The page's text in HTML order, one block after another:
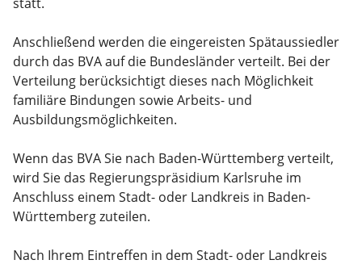
Anschließend werden die eingereisten Spätaussiedler
durch das BVA auf die Bundesländer verteilt. Bei der
Verteilung berücksichtigt dieses nach Möglichkeit
familiäre Bindungen sowie Arbeits- und
Ausbildungsmöglichkeiten.
Wenn das BVA Sie nach Baden-Württemberg verteilt,
wird Sie das Regierungspräsidium Karlsruhe im
Anschluss einem Stadt- oder Landkreis in Baden-
Württemberg zuteilen.
Nach Ihrem Eintreffen in dem Stadt- oder Landkreis